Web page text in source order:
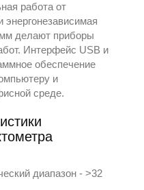
работа от
энергонезависимая
делают приборы
Интерфейс USB и
обеспечение
и
среде.
диапазон - >32